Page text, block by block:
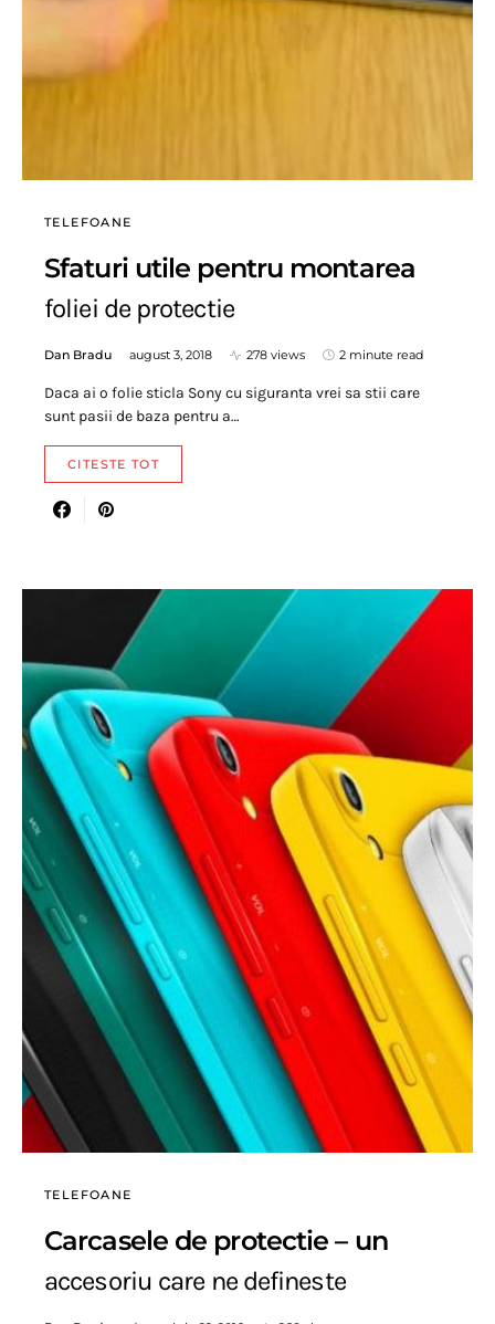
TELEFOANE
Sfaturi utile pentru montarea
foliei de protectie
Dan Bradu august 3, 2018 278 views 2 minute read
Daca ai o folie sticla Sony cu siguranta vrei sa stii care
sunt pasii de baza pentru a…
CITESTE TOT
TELEFOANE
Carcasele de protectie – un
accesoriu care ne defineste